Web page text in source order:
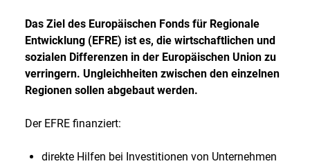
Das Ziel des Europäischen Fonds für Regionale
Entwicklung (EFRE) ist es, die wirtschaftlichen und
sozialen Differenzen in der Europäischen Union zu
verringern. Ungleichheiten zwischen den einzelnen
Regionen sollen abgebaut werden.
Der EFRE finanziert:
direkte Hilfen bei Investitionen von Unternehmen